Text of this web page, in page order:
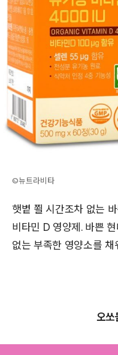
©뉴트라비타
햇볕 쬘 시간조차 없는
비타민 D 영양제. 바쁜
없는 부족한 영양소를 채
오쏘